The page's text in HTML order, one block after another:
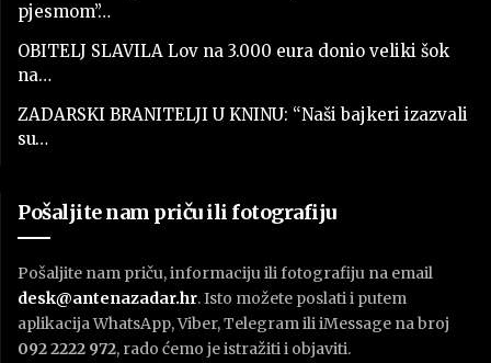
pjesmom”…
OBITELJ SLAVILA Lov na 3.000 eura donio veliki šok
na…
ZADARSKI BRANITELJI U KNINU: “Naši bajkeri izazvali
su…
Pošaljite nam priču ili fotografiju
Pošaljite nam priču, informaciju ili fotografiju na email
desk@antenazadar.hr. Isto možete poslati i putem
aplikacija WhatsApp, Viber, Telegram ili iMessage na broj
092 2222 972, rado ćemo je istražiti i objaviti.